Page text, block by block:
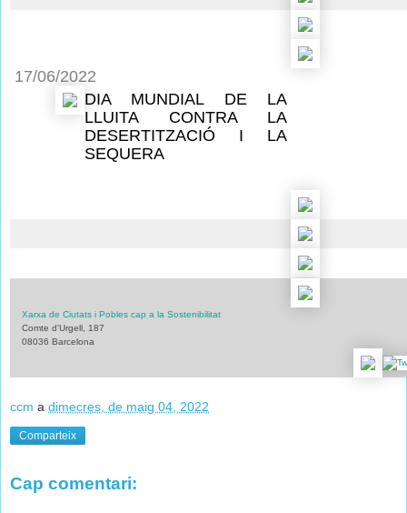
17/06/2022
DIA MUNDIAL DE LA
LLUITA CONTRA LA
DESERTITZACIÓ I LA
SEQUERA
Xarxa de Ciutats i Pobles cap a la Sostenibilitat
Comte d'Urgell, 187
08036 Barcelona
ccm a dimecres, de maig 04, 2022
Comparteix
Cap comentari: